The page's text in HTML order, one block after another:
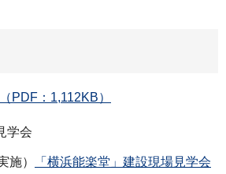
PDF：1,112KB）
学会
施）
「横浜能楽堂」建設現場見学会